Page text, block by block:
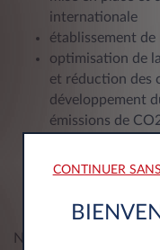
internationale
établissement
optimisation de
et réduction des
développement
émissions de
consultancy
de
Nous développons un
CONTINUER